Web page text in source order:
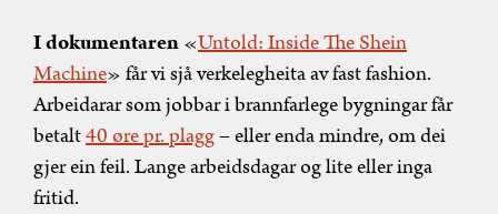
I dokumentaren«Untold: Inside The Shein
Machine» får vi sjå verkelegheita av fast fashion.
Arbeidarar som jobbar i brannfarlege bygningar får
betalt40 øre pr. plagg– eller enda mindre, om dei
gjer ein feil. Lange arbeidsdagar og lite eller inga
fritid.